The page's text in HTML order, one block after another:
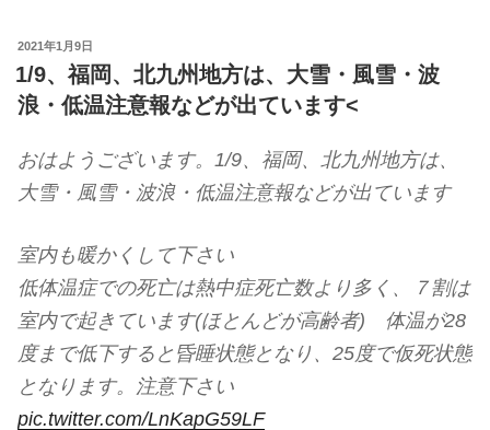
投
稿
日:
2021年1月9日
1/9、福岡、北九州地方は、大雪・風雪・波
浪・低温注意報などが出ています<
おはようございます。1/9、福岡、北九州地方は、
大雪・風雪・波浪・低温注意報などが出ています
室内も暖かくして下さい
低体温症での死亡は熱中症死亡数より多く、７割は
室内で起きています(ほとんどが高齢者) 体温が28
度まで低下すると昏睡状態となり、25度で仮死状態
となります。注意下さい
pic.twitter.com/LnKapG59LF